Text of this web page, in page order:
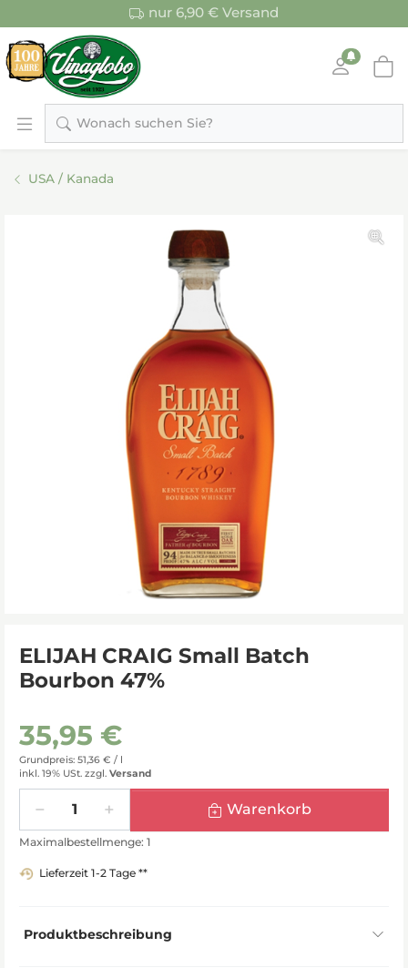
nur 6,90 € Versand
Wonach suchen Sie?
USA / Kanada
ELIJAH CRAIG Small Batch
Bourbon 47%
35,95 €
Grundpreis: 51,36 € / l
inkl. 19% USt. zzgl. Versand
Warenkorb
Maximalbestellmenge: 1
Lieferzeit 1-2 Tage **
Produktbeschreibung